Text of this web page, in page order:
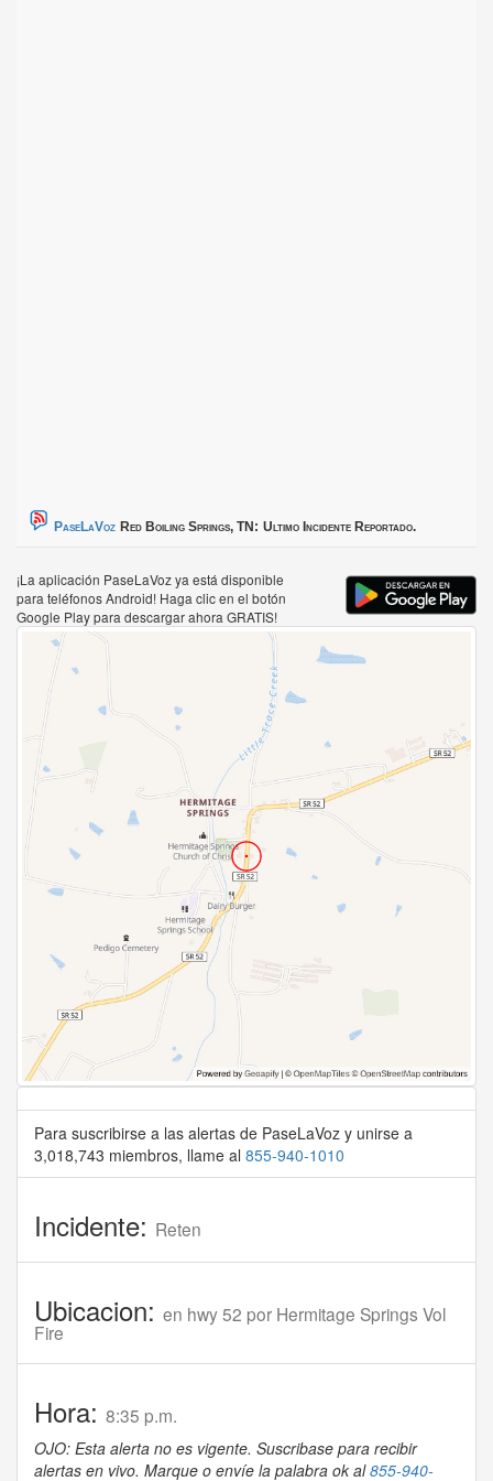
PaseLaVoz Red Boiling Springs, TN: Ultimo Incidente Reportado.
¡La aplicación PaseLaVoz ya está disponible
para teléfonos Android! Haga clic en el botón
Google Play para descargar ahora GRATIS!
Para suscribirse a las alertas de PaseLaVoz y unirse a
3,018,743 miembros, llame al 855-940-1010
Incidente: Reten
Ubicacion: en hwy 52 por Hermitage Springs Vol
Fire
Hora: 8:35 p.m.
OJO: Esta alerta no es vigente. Suscribase para recibir
alertas en vivo. Marque o envíe la palabra ok al855-940-